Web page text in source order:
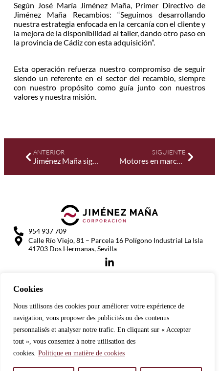
Cookies
Nous utilisons des cookies pour améliorer votre expérience de
navigation, vous proposer des publicités ou des contenus
personnalisés et analyser notre trafic. En cliquant sur « Accepter
tout », vous consentez à notre utilisation des
cookies. Politique en matière de cookies
Según José María Jiménez Maña, Primer Directivo de
Jiménez Maña Recambios: “Seguimos desarrollando
nuestra estrategia enfocada en la cercanía con el cliente y
la mejora de la disponibilidad al taller, dando otro paso en
la provincia de Cádiz con esta adquisición”.
Esta operación refuerza nuestro compromiso de seguir
siendo un referente en el sector del recambio, siempre
con nuestro propósito como guía junto con nuestros
valores y nuestra misión.
ANTERIOR
Jiménez Maña sigue creciendo y adquiere Recambios San Fernando y Autorecambios Miramar en la provincia de Cádiz
SIGUIENTE
Motores en marcha para las XII Jornadas Técnicas de la Corporación Jiménez Maña
954 937 709
Calle Río Viejo, 81 – Parcela 16 Polígono Industrial La Isla
41703 Dos Hermanas, Sevilla
ACCUEIL
A PROPOS DE NOUS
RESPONSABILITÉ SOCIALE DES ENTREPRISES
LIGNES D'ACTIVITÉ